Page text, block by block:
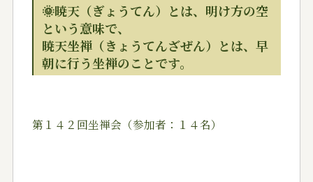
🌞暁天（ぎょうてん）とは、明け方の空
という意味で、
暁天坐禅（きょうてんざぜん）とは、早
朝に行う坐禅のことです。
第１４２回坐禅会（参加者：１４名）